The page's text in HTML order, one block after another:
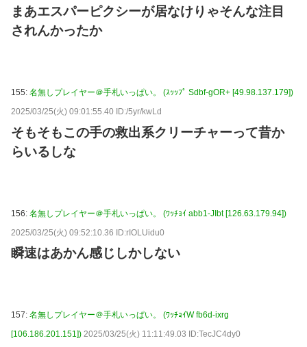
まあエスパーピクシーが居なけりゃそんな注目
されんかったか
155: 名無しプレイヤー＠手札いっぱい。 (ｽｯｯﾌﾟ Sdbf-gOR+ [49.98.137.179])
2025/03/25(火) 09:01:55.40 ID:/5yr/kwLd
そもそもこの手の救出系クリーチャーって昔か
らいるしな
156: 名無しプレイヤー＠手札いっぱい。 (ﾜｯﾁｮｲ abb1-JIbt [126.63.179.94])
2025/03/25(火) 09:52:10.36 ID:rIOLUidu0
瞬速はあかん感じしかしない
157: 名無しプレイヤー＠手札いっぱい。 (ﾜｯﾁｮｲW fb6d-ixrg
[106.186.201.151]) 2025/03/25(火) 11:11:49.03 ID:TecJC4dy0